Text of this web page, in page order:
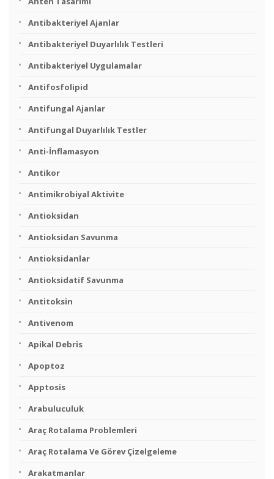
Antibakteriyel Ajanlar
Antibakteriyel Duyarlılık Testleri
Antibakteriyel Uygulamalar
Antifosfolipid
Antifungal Ajanlar
Antifungal Duyarlılık Testler
Anti-İnflamasyon
Antikor
Antimikrobiyal Aktivite
Antioksidan
Antioksidan Savunma
Antioksidanlar
Antioksidatif Savunma
Antitoksin
Antivenom
Apikal Debris
Apoptoz
Apptosis
Arabuluculuk
Araç Rotalama Problemleri
Araç Rotalama Ve Görev Çizelgeleme
Arakatmanlar